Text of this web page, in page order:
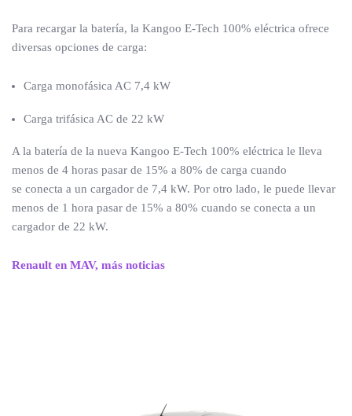
Para recargar la batería, la Kangoo E-Tech 100% eléctrica ofrece
diversas opciones de carga:
Carga monofásica AC 7,4 kW
Carga trifásica AC de 22 kW
A la batería de la nueva Kangoo E-Tech 100% eléctrica le lleva
menos de 4 horas pasar de 15% a 80% de carga cuando
se conecta a un cargador de 7,4 kW. Por otro lado, le puede llevar
menos de 1 hora pasar de 15% a 80% cuando se conecta a un
cargador de 22 kW.
Renault en MAV, más noticias